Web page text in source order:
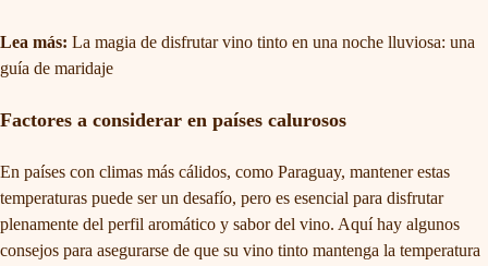
Lea más: La magia de disfrutar vino tinto en una noche lluviosa: una
guía de maridaje
Factores a considerar en países calurosos
En países con climas más cálidos, como Paraguay, mantener estas
temperaturas puede ser un desafío, pero es esencial para disfrutar
plenamente del perfil aromático y sabor del vino. Aquí hay algunos
consejos para asegurarse de que su vino tinto mantenga la temperatura